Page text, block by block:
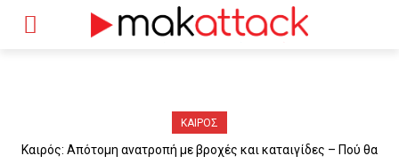
ΚΑΙΡΟΣ
Καιρός: Απότομη ανατροπή με βροχές και καταιγίδες – Πού θα